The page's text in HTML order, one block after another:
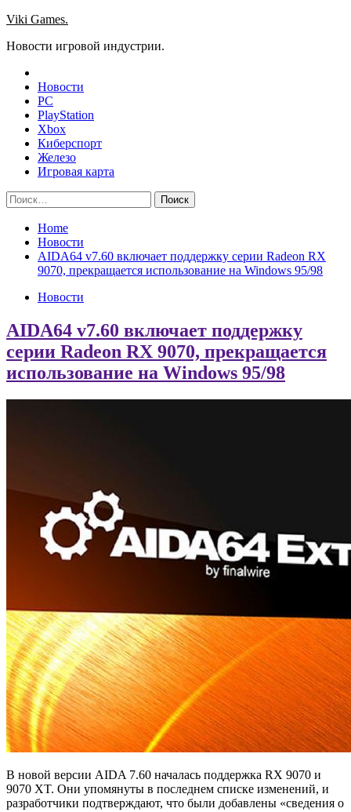
Skip
content
Viki Games.
Новости игровой индустрии.
Новости
PC
PlayStation
Xbox
Киберспорт
Железо
Игровая карта
Найти:
Home
Новости
AIDA64 v7.60 включает поддержку серии Radeon RX
9070, прекращается использование на Windows 95/98
Новости
AIDA64 v7.60 включает поддержку
серии Radeon RX 9070, прекращается
использование на Windows 95/98
В новой версии AIDA 7.60 началась поддержка RX 9070 и
9070 XT. Они упомянуты в последнем списке изменений, и
разработчики подтверждают, что были добавлены «сведения о